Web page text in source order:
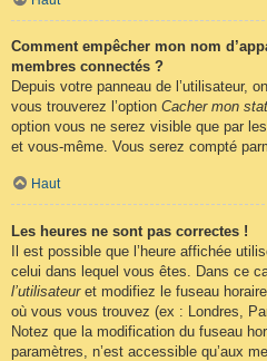
Comment empêcher mon nom
membres connectés ?
Depuis votre panneau de l’utilisateur,
vous trouverez l’option Cacher mon
option vous ne serez visible que par
et vous-même. Vous serez compté
Haut
Les heures ne sont pas correctes !
Il est possible que l’heure affichée
celui dans lequel vous êtes. Dans ce
l’utilisateuret modifiez le fuseau
où vous vous trouvez (ex : Londres,
Notez que la modification du fuseau
paramètres, n’est accessible qu’aux